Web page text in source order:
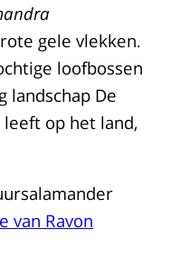
gele vlekken.
loofbossen
landschap De
op het land,
van Ravon